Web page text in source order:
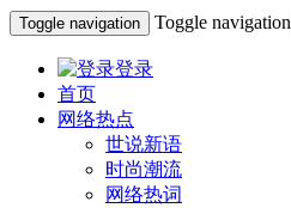
Toggle navigation Toggle navigation
登录
首页
网络热点
世说新语
时尚潮流
网络热词